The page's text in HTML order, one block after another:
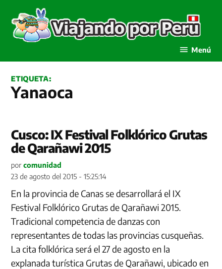
contenido
Menú
ETIQUETA:
Yanaoca
Cusco: IX Festival Folklórico Grutas
de Qarañawi 2015
por comunidad
23 de agosto del 2015 - 15:25:14
En la provincia de Canas se desarrollará el IX
Festival Folklórico Grutas de Qarañawi 2015.
Tradicional competencia de danzas con
representantes de todas las provincias cusqueñas.
La cita folklórica será el 27 de agosto en la
explanada turística Grutas de Qarañawi, ubicado en